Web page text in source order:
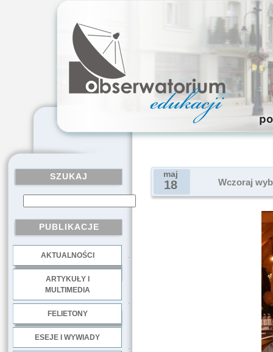
SZUKAJ
PUBLIKACJE
AKTUALNOŚCI
ARTYKUŁY I
MULTIMEDIA
FELIETONY
ESEJE I WYWIADY
maj
18 Wczoraj